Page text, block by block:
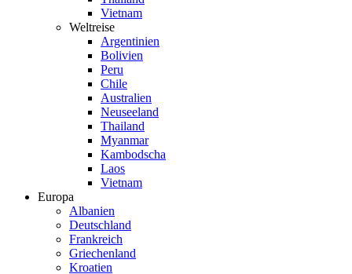
Vietnam
Weltreise
Argentinien
Bolivien
Peru
Chile
Australien
Neuseeland
Thailand
Myanmar
Kambodscha
Laos
Vietnam
Europa
Albanien
Deutschland
Frankreich
Griechenland
Kroatien